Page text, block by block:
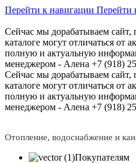
Перейти к навигации Перейти
Сейчас мы дорабатываем сайт,
каталоге могут отличаться от
полную и актуальную
менеджером - Алена +7 (918)
Сейчас мы дорабатываем сайт,
каталоге могут отличаться от
полную и актуальную
менеджером - Алена +7 (918)
Отопление, водоснабжение и
Покупателям